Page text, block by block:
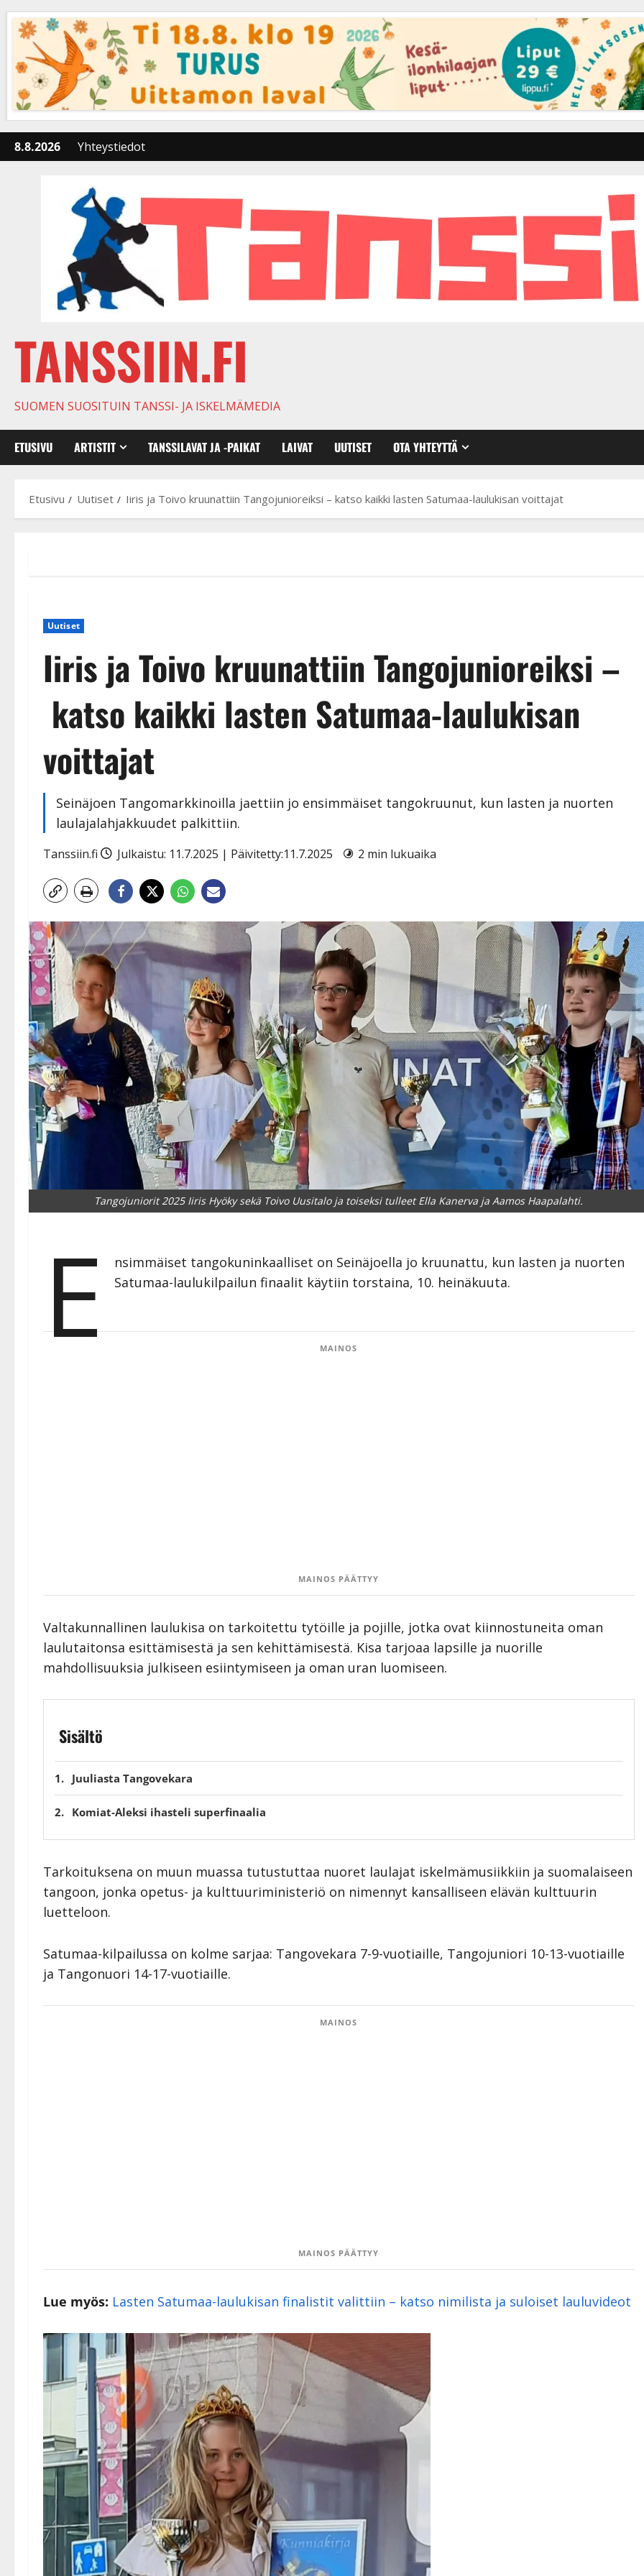
content
8.8.2026 Yhteystiedot
TANSSIIN.FI
SUOMEN SUOSITUIN TANSSI- JA ISKELMÄMEDIA
ETUSIVU ARTISTIT TANSSILAVAT JA -PAIKAT LAIVAT UUTISET OTA YHTEYTTÄ
Etusivu Uutiset Iiris ja Toivo kruunattiin Tangojunioreiksi – katso kaikki lasten Satumaa-laulukisan voittajat
Uutiset
Iiris ja Toivo kruunattiin Tangojunioreiksi –
katso kaikki lasten Satumaa-laulukisan
voittajat
Seinäjoen Tangomarkkinoilla jaettiin jo ensimmäiset tangokruunut, kun lasten ja nuorten
laulajalahjakkuudet palkittiin.
Tanssiin.fi Julkaistu: 11.7.2025 | Päivitetty:11.7.2025 2 min lukuaika
Tangojuniorit 2025 Iiris Hyöky sekä Toivo Uusitalo ja toiseksi tulleet Ella Kanerva ja Aamos Haapalahti.
E
nsimmäiset tangokuninkaalliset on Seinäjoella jo kruunattu, kun lasten ja nuorten
Satumaa-laulukilpailun finaalit käytiin torstaina, 10. heinäkuuta.
MAINOS
MAINOS PÄÄTTYY
Valtakunnallinen laulukisa on tarkoitettu tytöille ja pojille, jotka ovat kiinnostuneita oman
laulutaitonsa esittämisestä ja sen kehittämisestä. Kisa tarjoaa lapsille ja nuorille
mahdollisuuksia julkiseen esiintymiseen ja oman uran luomiseen.
Sisältö
Juuliasta Tangovekara
Komiat-Aleksi ihasteli superfinaalia
Tarkoituksena on muun muassa tutustuttaa nuoret laulajat iskelmämusiikkiin ja suomalaiseen
tangoon, jonka opetus- ja kulttuuriministeriö on nimennyt kansalliseen elävän kulttuurin
luetteloon.
Satumaa-kilpailussa on kolme sarjaa: Tangovekara 7-9-vuotiaille, Tangojuniori 10-13-vuotiaille
ja Tangonuori 14-17-vuotiaille.
MAINOS
MAINOS PÄÄTTYY
Lue myös: Lasten Satumaa-laulukisan finalistit valittiin – katso nimilista ja suloiset lauluvideot